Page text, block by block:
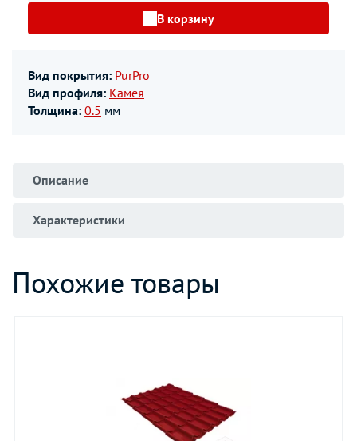
В корзину
Вид покрытия: PurPro
Вид профиля: Камея
Толщина: 0.5 мм
Описание
Характеристики
Похожие товары